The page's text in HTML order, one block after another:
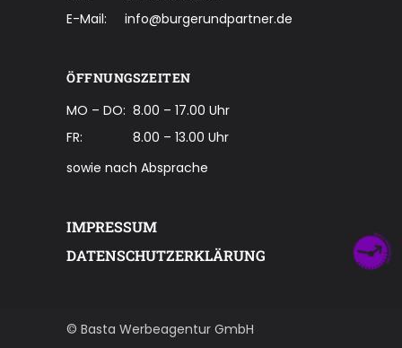
E-Mail:
info@burgerundpartner.de
ÖFFNUNGSZEITEN
MO – DO: 8.00 – 17.00 Uhr
FR:
8.00 – 13.00 Uhr
sowie nach Absprache
IMPRESSUM
DATENSCHUTZERKLÄRUNG
© Basta Werbeagentur GmbH